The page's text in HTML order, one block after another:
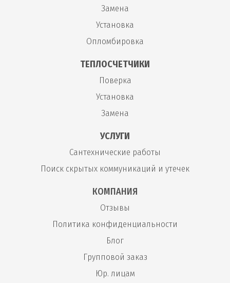
Замена
Установка
Опломбировка
ТЕПЛОСЧЕТЧИКИ
Поверка
Установка
Замена
УСЛУГИ
Сантехнические работы
Поиск скрытых коммуникаций и утечек
КОМПАНИЯ
Отзывы
Политика конфиденциальности
Блог
Групповой заказ
Юр. лицам